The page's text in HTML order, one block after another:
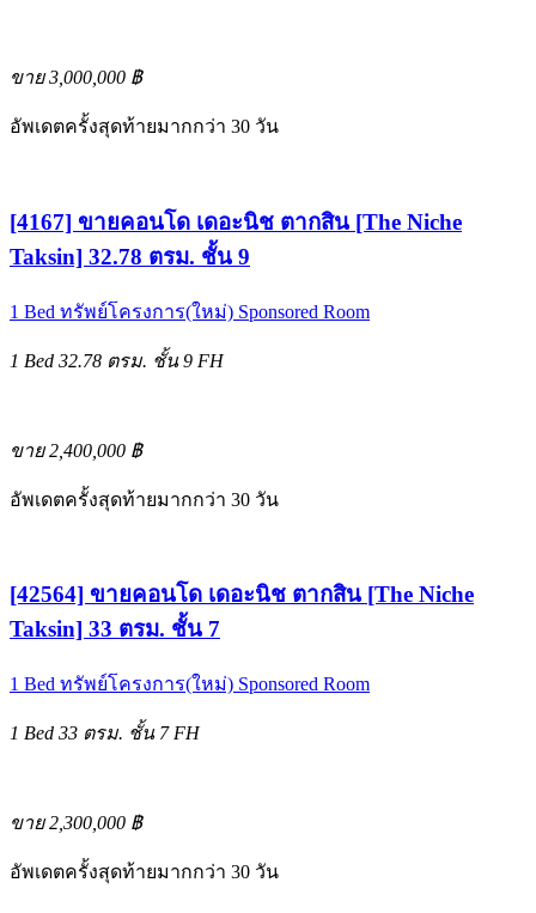
ขาย 3,000,000 ฿
อัพเดตครั้งสุดท้ายมากกว่า 30 วัน
[4167] ขายคอนโด เดอะนิช ตากสิน [The Niche
Taksin] 32.78 ตรม. ชั้น 9
1 Bed ทรัพย์โครงการ(ใหม่) Sponsored Room
1 Bed 32.78 ตรม. ชั้น 9 FH
ขาย 2,400,000 ฿
อัพเดตครั้งสุดท้ายมากกว่า 30 วัน
[42564] ขายคอนโด เดอะนิช ตากสิน [The Niche
Taksin] 33 ตรม. ชั้น 7
1 Bed ทรัพย์โครงการ(ใหม่) Sponsored Room
1 Bed 33 ตรม. ชั้น 7 FH
ขาย 2,300,000 ฿
อัพเดตครั้งสุดท้ายมากกว่า 30 วัน